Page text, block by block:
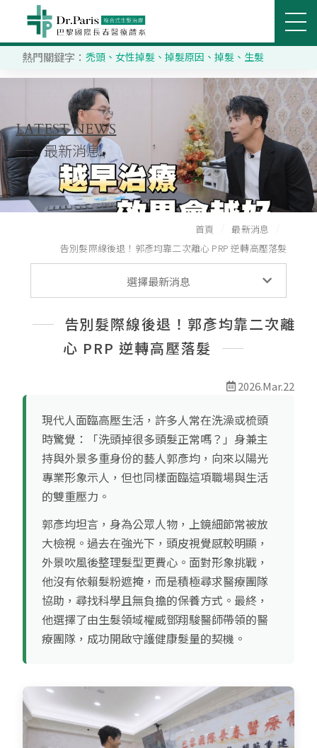
立即搜尋
SEARCH
關於巴黎國際
推薦分院
醫療團隊
服務項目
最新消息
熱門關鍵字：禿頭 、女性掉髮 、掉髮原因 、掉髮 、 生髮
LATEST NEWS
最新消息
首頁
最新消息
告別髮際線後退！郭彥均靠二次離心 PRP 逆轉高壓落髮
選擇最新消息
告別髮際線後退！郭彥均靠二次離
心 PRP 逆轉高壓落髮
2026.Mar.22
現代人面臨高壓生活，許多人常在洗澡或梳頭
時驚覺：「洗頭掉很多頭髮正常嗎？」身兼主
持與外景多重身份的藝人郭彥均，向來以陽光
專業形象示人，但也同樣面臨這項職場與生活
的雙重壓力。
郭彥均坦言，身為公眾人物，上鏡細節常被放
大檢視。過去在強光下，頭皮視覺感較明顯，
外景吹風後整理髮型更費心。面對形象挑戰，
他沒有依賴髮粉遮掩，而是積極尋求醫療團隊
協助，尋找科學且無負擔的保養方式。最終，
他選擇了由生髮領域權威鄧翔駿醫師帶領的醫
療團隊，成功開啟守護健康髮量的契機。